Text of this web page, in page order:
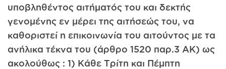
υποβληθέντος αιτήματός του και δεκτής
γενομένης εν μέρει της αιτήσεώς του, να
καθοριστεί η επικοινωνία του αιτούντος με τα
ανήλικα τέκνα του (άρθρο 1520 παρ.3 ΑΚ) ως
ακολούθως : 1) Κάθε Τρίτη και Πέμπτη